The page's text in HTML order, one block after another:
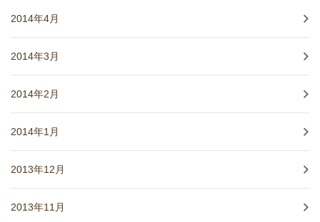
2014年4月
2014年3月
2014年2月
2014年1月
2013年12月
2013年11月